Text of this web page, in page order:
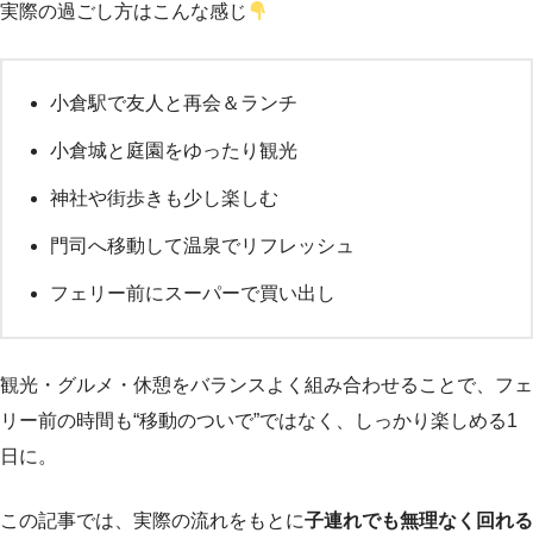
実際の過ごし方はこんな感じ
小倉駅で友人と再会＆ランチ
小倉城と庭園をゆったり観光
神社や街歩きも少し楽しむ
門司へ移動して温泉でリフレッシュ
フェリー前にスーパーで買い出し
観光・グルメ・休憩をバランスよく組み合わせることで、フェ
リー前の時間も“移動のついで”ではなく、しっかり楽しめる1
日に。
この記事では、実際の流れをもとに子連れでも無理なく回れる